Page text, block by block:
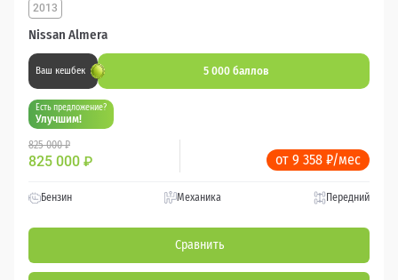
Nissan Almera
2013
Ваш кешбек 5 000 баллов
Есть предложение?
Улучшим!
825 000 ₽
825 000 ₽ от 9 358 ₽/мес
Бензин Механика Передний
Сравнить